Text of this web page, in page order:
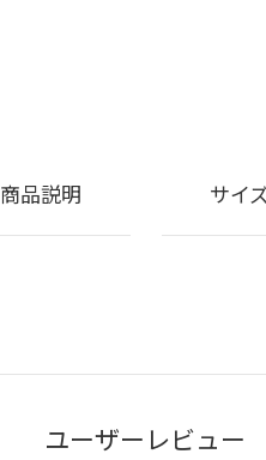
商品説明 サイ
ユーザーレビュー